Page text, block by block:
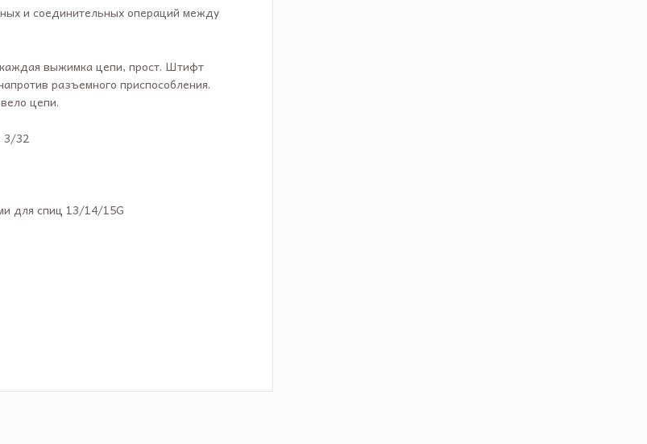
и соединительных операций между
каждая выжимка цепи, прост. Штифт
разъемного приспособления.
цепи.
3/32
для спиц 13/14/15G